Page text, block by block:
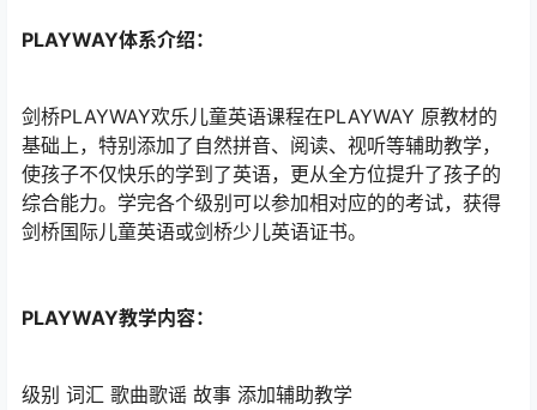
PLAYWAY体系介绍：
剑桥PLAYWAY欢乐儿童英语课程在PLAYWAY 原教材的
基础上，特别添加了自然拼音、阅读、视听等辅助教学，
使孩子不仅快乐的学到了英语，更从全方位提升了孩子的
综合能力。学完各个级别可以参加相对应的的考试，获得
剑桥国际儿童英语或剑桥少儿英语证书。
PLAYWAY教学内容：
级别 词汇 歌曲歌谣 故事 添加辅助教学